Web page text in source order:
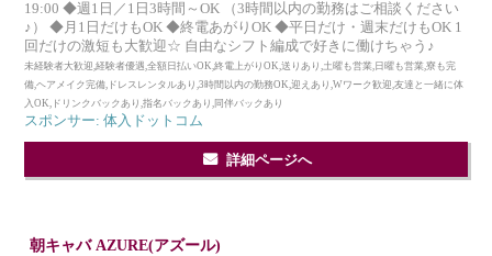
19:00 ◆週1日／1日3時間～OK （3時間以内の勤務はご相談ください
♪） ◆月1日だけもOK ◆終電あがりOK ◆平日だけ・週末だけもOK 1
回だけの激短も大歓迎☆ 自由なシフト編成で好きに働けちゃう♪
未経験者大歓迎,経験者優遇,全額日払いOK,終電上がりOK,送りあり,土曜も営業,日曜も営業,寮も完
備,ヘアメイク完備,ドレスレンタルあり,3時間以内の勤務OK,迎えあり,Wワーク歓迎,友達と一緒に体
入OK,ドリンクバックあり,指名バックあり,同伴バックあり
スポンサー: 体入ドットコム
詳細ページへ
朝キャバ AZURE(アズール)